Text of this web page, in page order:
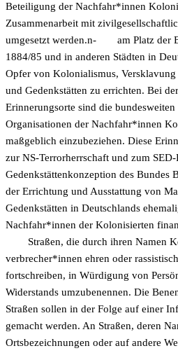
Beteiligung der Nachfahr*innen
Zusammenarbeit mit
umgesetzt werden.n-
am Platz der
1884/85 und in anderen Städten in
Opfer von Kolonialismus,
und Gedenkstätten zu errichten. Bei
Erinnerungsorte sind die
Organisationen der Nachfahr*innen
maßgeblich einzubeziehen. Diese
zur NS-Terrorherrschaft und zum
Gedenkstättenkonzeption des Bundes
der Errichtung und Ausstattung von
Gedenkstätten in Deutschlands
Nachfahr*innen der Kolonisierten
Straßen, die durch ihren Namen
verbrecher*innen ehren oder
fortschreiben, in Würdigung von
Widerstands umzubenennen. Die
Straßen sollen in der Folge auf einer
gemacht werden. An Straßen, deren
Ortsbezeichnungen oder auf andere